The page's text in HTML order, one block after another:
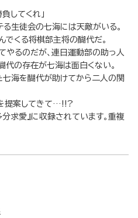
してくれ」
生徒会の七海には天敵がいる。
くる将棋部主将の醐代だ。
やるのだが、連日運動部の助っ人
代の存在が七海は面白くない。
七海を醐代が助けてから二人の関
提案してきて…!!?
求愛』に収録されています。重複